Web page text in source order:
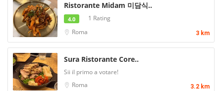
Ristorante Midam 미담식..
4.0
1 Rating
Roma
3 km
Sura Ristorante Core..
Sii il primo a votare!
Roma
3.2 km